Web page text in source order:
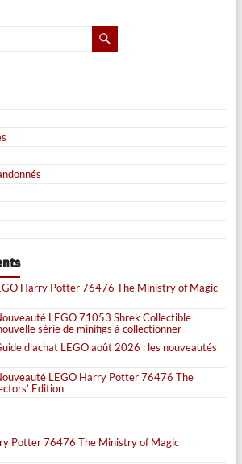
Harry Potter 76476 The Ministry of Magic
LEGO 71053 Shrek Collectible
série de minifigs à collectionner
d’achat LEGO août 2026 : les nouveautés
LEGO Harry Potter 76476 The
Edition
Potter 76476 The Ministry of Magic